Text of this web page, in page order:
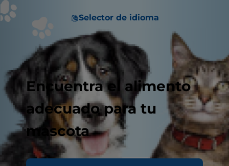
Selector de idioma
Encuentra el alimento
adecuado para tu
mascota